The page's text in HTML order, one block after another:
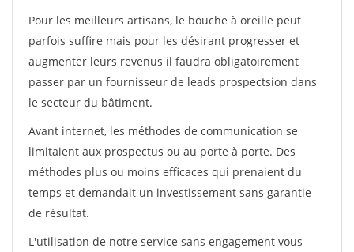
Pour les meilleurs artisans, le bouche à oreille peut
parfois suffire mais pour les désirant progresser et
augmenter leurs revenus il faudra obligatoirement
passer par un fournisseur de leads prospectsion dans
le secteur du bâtiment.
Avant internet, les méthodes de communication se
limitaient aux prospectus ou au porte à porte. Des
méthodes plus ou moins efficaces qui prenaient du
temps et demandait un investissement sans garantie
de résultat.
L'utilisation de notre service sans engagement vous